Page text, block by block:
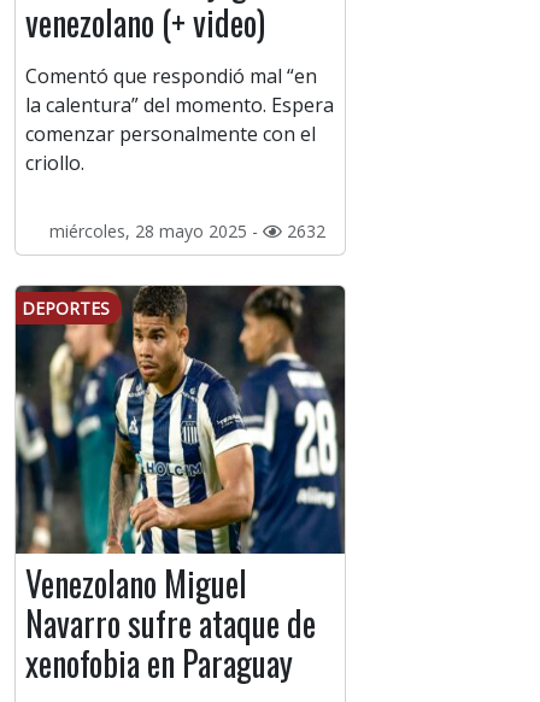
venezolano (+ video)
Comentó que respondió mal “en
la calentura” del momento. Espera
comenzar personalmente con el
criollo.
miércoles, 28 mayo 2025 - 2632
DEPORTES
Venezolano Miguel
Navarro sufre ataque de
xenofobia en Paraguay